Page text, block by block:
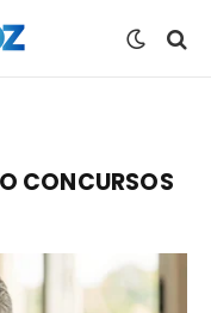
CONCURSOS